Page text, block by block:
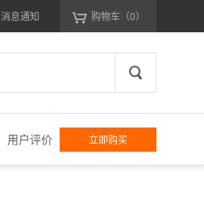
购物车（0）
消息通知
用户评价 立即购买